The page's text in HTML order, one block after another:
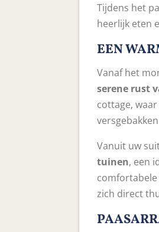
Tijdens het
heerlijk eten
EEN
Vanaf het
serene rust
cottage,
Vanuit uw
tuinen, een
zich direct